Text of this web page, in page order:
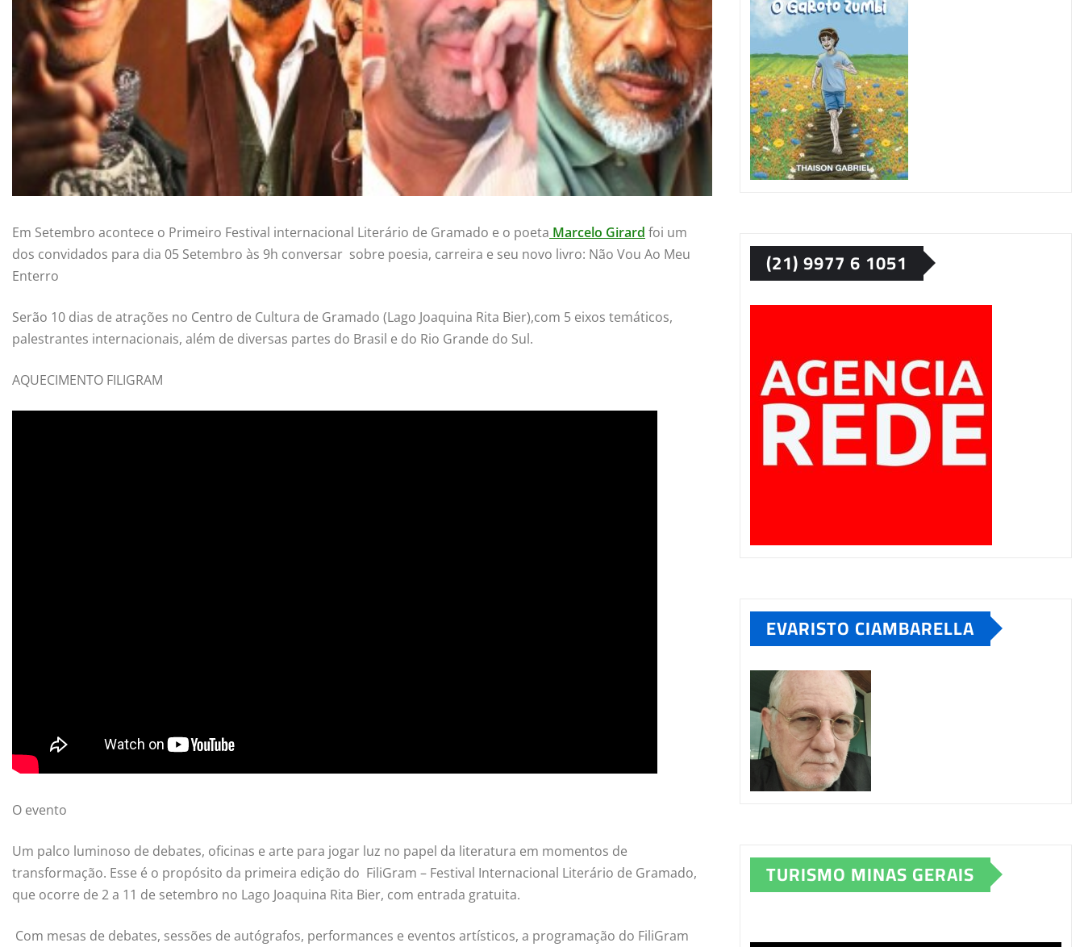
Em Setembro acontece o Primeiro Festival internacional Literário de Gramado e o poeta Marcelo Girard foi um
dos convidados para dia 05 Setembro às 9h conversar sobre poesia, carreira e seu novo livro: Não Vou Ao Meu
Enterro
Serão 10 dias de atrações no Centro de Cultura de Gramado (Lago Joaquina Rita Bier),com 5 eixos temáticos,
palestrantes internacionais, além de diversas partes do Brasil e do Rio Grande do Sul.
AQUECIMENTO FILIGRAM
O evento
Um palco luminoso de debates, oficinas e arte para jogar luz no papel da literatura em momentos de
transformação. Esse é o propósito da primeira edição do FiliGram – Festival Internacional Literário de Gramado,
que ocorre de 2 a 11 de setembro no Lago Joaquina Rita Bier, com entrada gratuita.
Com mesas de debates, sessões de autógrafos, performances e eventos artísticos, a programação do FiliGram
(21) 9977 6 1051
EVARISTO CIAMBARELLA
TURISMO MINAS GERAIS